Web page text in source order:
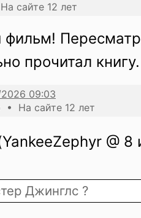
сайте 12 лет
фильм!
прочитал книгу.
• На сайте 12 лет
@
Джинглс ?